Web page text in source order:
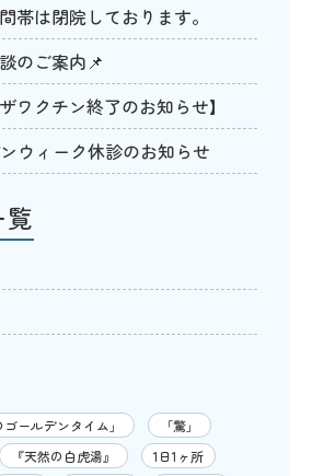
帯は閉院しております。
のご案内📌
ワクチン終了のお知らせ】
ウィーク休診のお知らせ
覧
ゴールデンタイム」
「驚」
『天然の白虎湯』
1日1ヶ所